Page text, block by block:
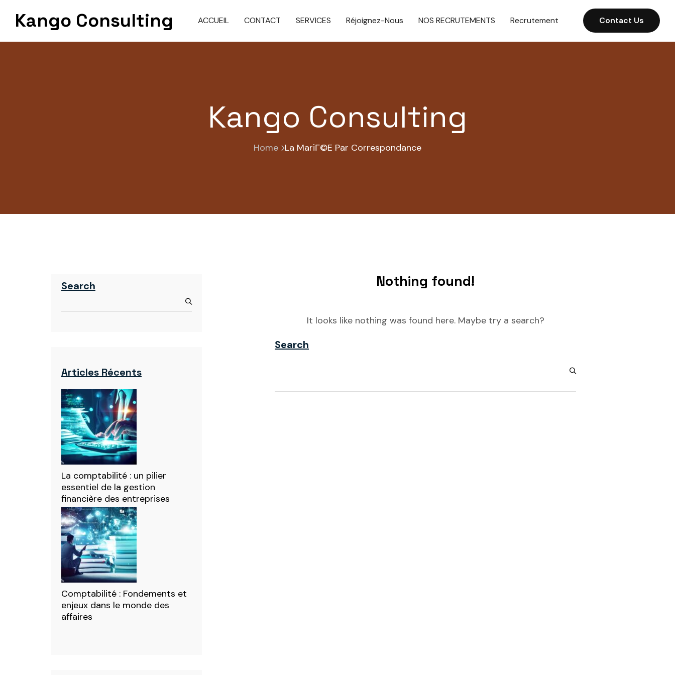
contentKango Consulting ACCUEIL CONTACT SERVICES Réjoignez-Nous NOS RECRUTEMENTS Recrutement Contact Us
Kango Consulting
Home La MariГ©e Par Correspondance
Search
Articles Récents
La comptabilité : un pilier
essentiel de la gestion
financière des entreprises
Comptabilité : Fondements et
enjeux dans le monde des
affaires
Nothing found!
It looks like nothing was found here. Maybe try a search?
Search